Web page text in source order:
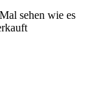
sehen wie es